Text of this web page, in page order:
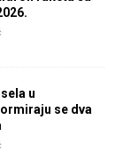
u
se dva